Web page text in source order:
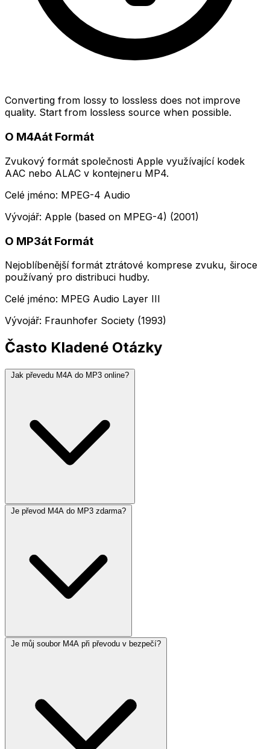
Converting from lossy to lossless does not improve
quality. Start from lossless source when possible.
O M4Aát Formát
Zvukový formát společnosti Apple využívající kodek
AAC nebo ALAC v kontejneru MP4.
Celé jméno: MPEG-4 Audio
Vývojář: Apple (based on MPEG-4) (2001)
O MP3át Formát
Nejoblíbenější formát ztrátové komprese zvuku, široce
používaný pro distribuci hudby.
Celé jméno: MPEG Audio Layer III
Vývojář: Fraunhofer Society (1993)
Často Kladené Otázky
Jak převedu M4A do MP3 online?
Je převod M4A do MP3 zdarma?
Je můj soubor M4A při převodu v bezpečí?